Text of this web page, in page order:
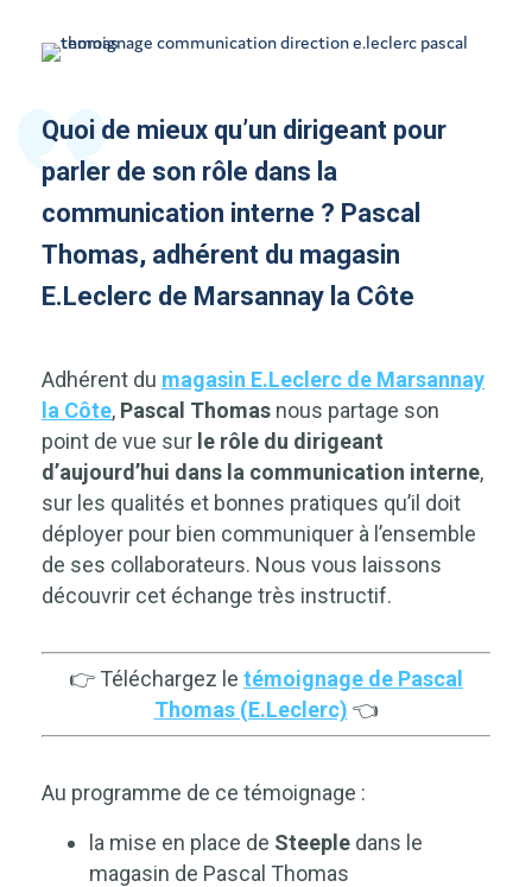
Quoi de mieux qu’un dirigeant pour
parler de son rôle dans la
communication interne ? Pascal
Thomas, adhérent du magasin
E.Leclerc de Marsannay la Côte
Adhérent du magasin E.Leclerc de Marsannay
la Côte, Pascal Thomas nous partage son
point de vue sur le rôle du dirigeant
d’aujourd’hui dans la communication interne,
sur les qualités et bonnes pratiques qu’il doit
déployer pour bien communiquer à l’ensemble
de ses collaborateurs. Nous vous laissons
découvrir cet échange très instructif.
👉 Téléchargez le témoignage de Pascal
Thomas (E.Leclerc) 👈
Au programme de ce témoignage :
la mise en place de Steeple dans le
magasin de Pascal Thomas